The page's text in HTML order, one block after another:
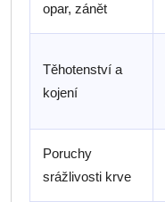
opar, zánět
Těhotenství a
kojení
Poruchy
srážlivosti krve